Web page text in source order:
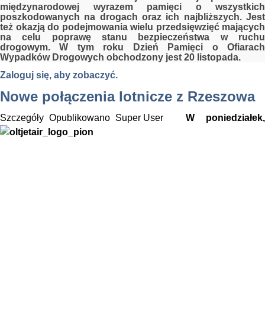
międzynarodowej wyrazem pamięci o wszystkich
poszkodowanych na drogach oraz ich najbliższych. Jest
też okazją do podejmowania wielu przedsięwzięć mających
na celu poprawę stanu bezpieczeństwa w ruchu
drogowym. W tym roku Dzień Pamięci o Ofiarach
Wypadków Drogowych obchodzony jest 20 listopada.
Zaloguj się, aby zobaczyć.
Nowe połączenia lotnicze z Rzeszowa
Szczegóły Opublikowano Super User W poniedziałek,